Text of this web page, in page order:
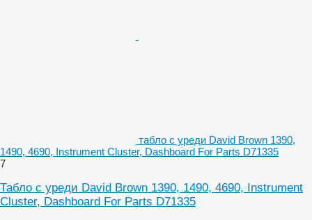
табло с уреди David Brown 1390,
1490, 4690, Instrument Cluster, Dashboard For Parts D71335
7
Табло с уреди David Brown 1390, 1490, 4690, Instrument
Cluster, Dashboard For Parts D71335